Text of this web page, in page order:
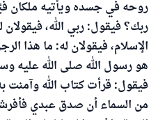
روحه في جسده ويأتيه ملكان
ربك؟ فيقول: ربي الله،
الإسلام، فيقولان له: ما هذا
هو رسول الله صلى الله عليه
فيقول: قرأت كتاب الله وآمنت
من السماء أن صدق عبدي